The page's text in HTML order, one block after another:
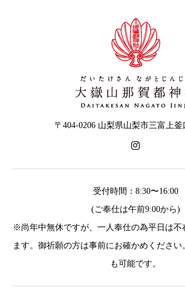
〒404-0206 山梨県山梨市三富上釜
受付時間：8:30〜16:00
(ご奉仕は午前9:00から)
※尚年中無休ですが、一人奉仕の為平日は不
ます。御祈願の方は事前にお確かめくださ
も可能です。